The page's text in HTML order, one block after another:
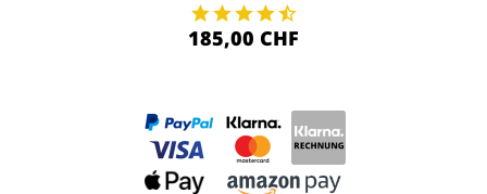
185,00 CHF